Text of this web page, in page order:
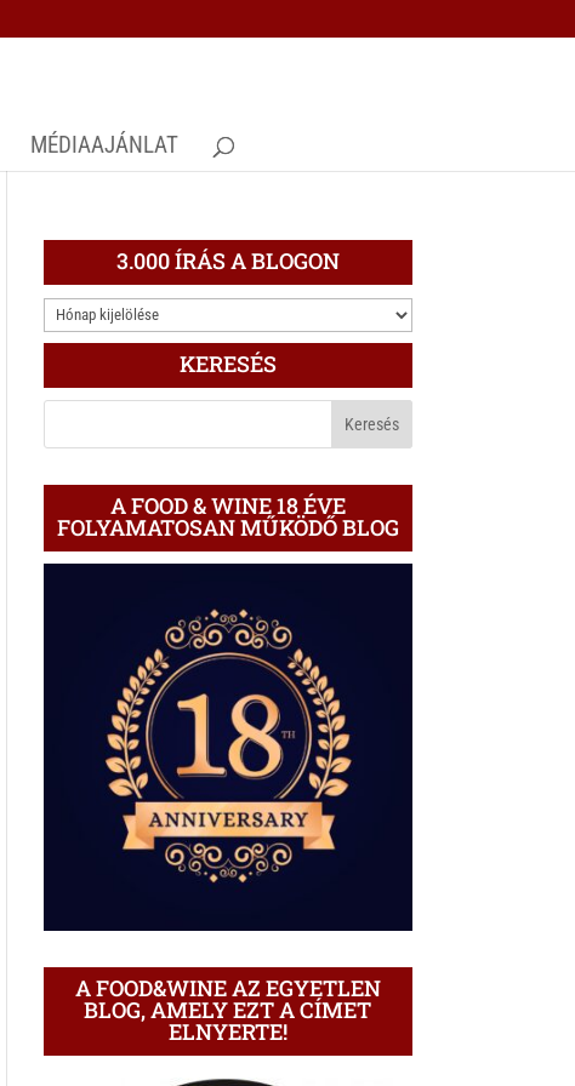
MÉDIAAJÁNLAT
3.000 ÍRÁS A BLOGON
3.000
ÍRÁS
BLOGON
KERESÉS
A FOOD & WINE 18 ÉVE
FOLYAMATOSAN MŰKÖDŐ BLOG
A FOOD&WINE AZ EGYETLEN
BLOG, AMELY EZT A CÍMET
ELNYERTE!